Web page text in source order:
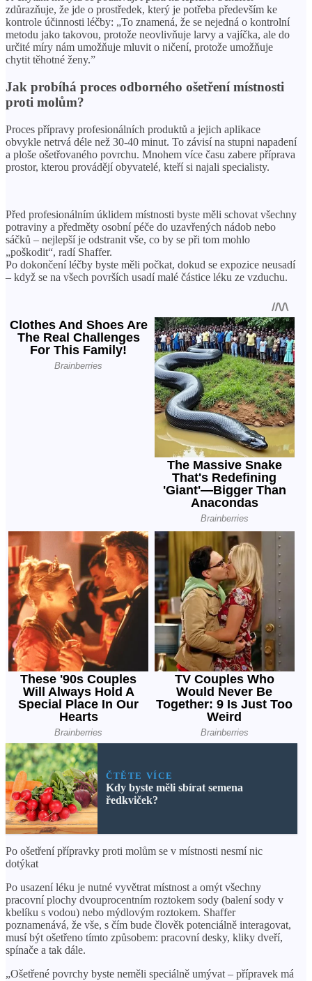
zdůrazňuje, že jde o prostředek, který je potřeba především ke
kontrole účinnosti léčby: „To znamená, že se nejedná o kontrolní
metodu jako takovou, protože neovlivňuje larvy a vajíčka, ale do
určité míry nám umožňuje mluvit o ničení, protože umožňuje
chytit těhotné ženy.”
Jak probíhá proces odborného ošetření místnosti
proti molům?
Proces přípravy profesionálních produktů a jejich aplikace
obvykle netrvá déle než 30-40 minut. To závisí na stupni napadení
a ploše ošetřovaného povrchu. Mnohem více času zabere příprava
prostor, kterou provádějí obyvatelé, kteří si najali specialisty.
Před profesionálním úklidem místnosti byste měli schovat všechny
potraviny a předměty osobní péče do uzavřených nádob nebo
sáčků – nejlepší je odstranit vše, co by se při tom mohlo
„poškodit“, radí Shaffer.
Po dokončení léčby byste měli počkat, dokud se expozice neusadí
– když se na všech površích usadí malé částice léku ze vzduchu.
ČTĚTE VÍCE
Kdy byste měli sbírat semena
ředkviček?
Po ošetření přípravky proti molům se v místnosti nesmí nic
dotýkat
Po usazení léku je nutné vyvětrat místnost a omýt všechny
pracovní plochy dvouprocentním roztokem sody (balení sody v
kbelíku s vodou) nebo mýdlovým roztokem. Shaffer
poznamenává, že vše, s čím bude člověk potenciálně interagovat,
musí být ošetřeno tímto způsobem: pracovní desky, kliky dveří,
spínače a tak dále.
„Ošetřené povrchy byste neměli speciálně umývat – přípravek má